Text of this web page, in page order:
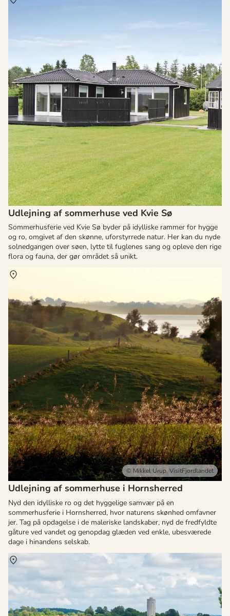
Udlejning af sommerhuse ved Kvie Sø
Sommerhusferie ved Kvie Sø byder på idylliske rammer for hygge
og ro, omgivet af den skønne, uforstyrrede natur. Her kan du nyde
solnedgangen over søen, lytte til fuglenes sang og opleve den rige
flora og fauna, der gør området så unikt.
Udlejning af sommerhuse i Hornsherred
Nyd den idylliske ro og det hyggelige samvær på en
sommerhusferie i Hornsherred, hvor naturens skønhed omfavner
jer. Tag på opdagelse i de maleriske landskaber, nyd de fredfyldte
gåture ved vandet og genopdag glæden ved enkle, ubesværede
dage i hinandens selskab.
© Mikkel Urup, VisitFjordlandet
OmNæstved